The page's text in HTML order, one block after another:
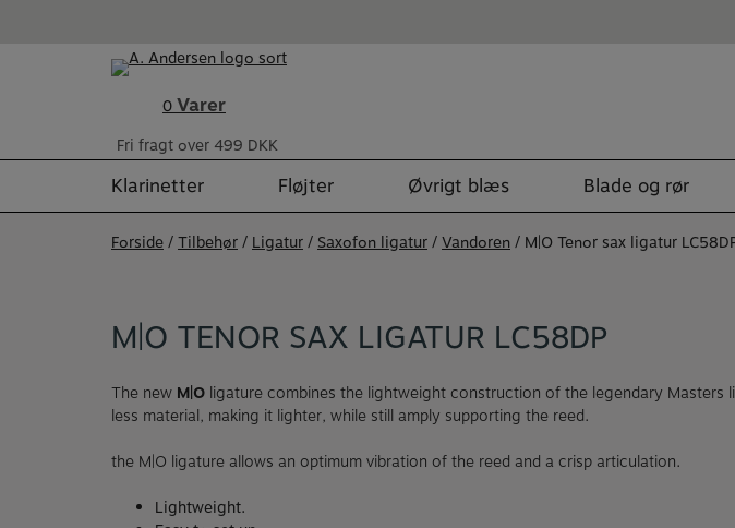
0Varer
Fri fragt over 499 DKK
Klarinetter Fløjter Øvrigt blæs Blade og rør
Forside/Tilbehør/ Ligatur/ Saxofon ligatur/Vandoren/ M|O Tenor sax ligatur
M|O TENOR SAX LIGATUR LC58DP
The new M|O ligature combines the lightweight construction of the legendary
less material, making it lighter, while still amply supporting the reed.
the M|O ligature allows an optimum vibration of the reed and a crisp articulation.
Lightweight.